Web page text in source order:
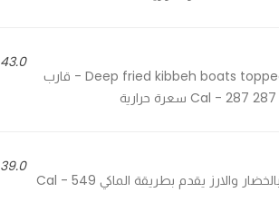
43.0 SAR
Deep fried kibbeh boats topped with sautéed keema and dried tomatoes, served with porcini sauce - قارب
39.0 SAR
Maki yalnji roll stuffed with spicy veggies and rice - ورق عنب حار محشي بالخضار والارز يقدم بطريقة الماكي 549 Cal -